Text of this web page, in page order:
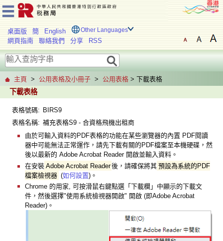
桌面版 簡 English Other Languages
網頁指南 聯絡我們 分享 RSS
主頁 > 公用表格及小冊子 > 公用表格 > 下載表格
下載表格
表格號碼: BIRS9
表格名稱: 補充表格S9 - 合資格飛機出租商
由於可輸入資料的PDF表格的功能在某些瀏覽器的內置 PDF閱讀
器中可能無法正常運作，請先下載有關的PDF檔案至本機硬碟，然
後以最新的 Adobe Acrobat Reader 開啟並輸入資料。
在安裝 Adobe Acrobat Reader後，請確保將其 預設為系統的PDF
檔案檢視器 (如何設置)。
Chrome 的用家, 可按滑鼠右鍵點選「下載欄」中顯示的下載文
件，然後選擇"使用系統檢視器開啟" 開啟 (即Adobe Acrobat
Reader)。